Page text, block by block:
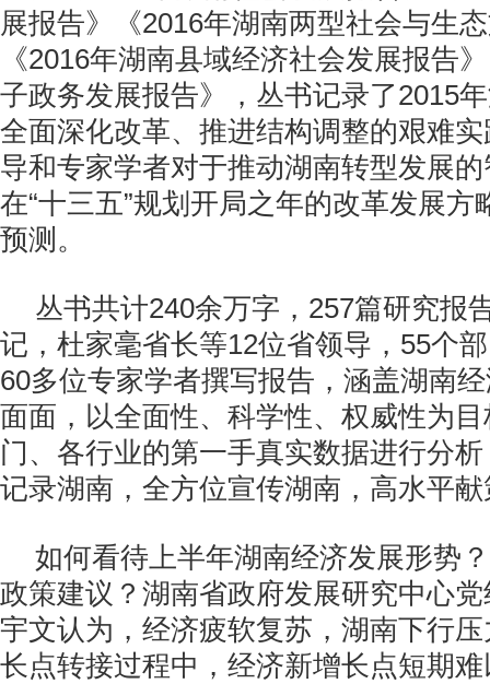
展报告》《2016年湖南两型社会与生
《2016年湖南县域经济社会发展报告
子政务发展报告》，丛书记录了2015
全面深化改革、推进结构调整的艰难
导和专家学者对于推动湖南转型发展
在“十三五”规划开局之年的改革发展方
预测。
丛书共计240余万字，257篇研究报
记，杜家毫省长等12位省领导，55个
60多位专家学者撰写报告，涵盖湖南
面面，以全面性、科学性、权威性为
门、各行业的第一手真实数据进行分
记录湖南，全方位宣传湖南，高水
如何看待上半年湖南经济发展形势
政策建议？湖南省政府发展研究中心
宇文认为，经济疲软复苏，湖南下行
长点转接过程中，经济新增长点短期